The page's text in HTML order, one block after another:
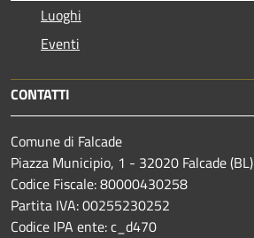
Luoghi
Eventi
CONTATTI
Comune di Falcade
Piazza Municipio, 1 - 32020 Falcade (BL)
Codice Fiscale: 80000430258
Partita IVA: 00255230252
Codice IPA ente: c_d470